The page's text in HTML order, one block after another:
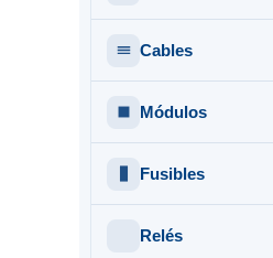
Cables
Módulos
Fusibles
Relés